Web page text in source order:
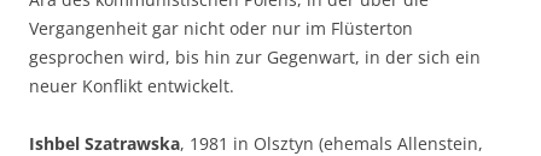
Vergangenheit gar nicht oder nur im Flüsterton
gesprochen wird, bis hin zur Gegenwart, in der sich ein
neuer Konflikt entwickelt.
Ishbel Szatrawska, 1981 in Olsztyn (ehemals Allenstein,